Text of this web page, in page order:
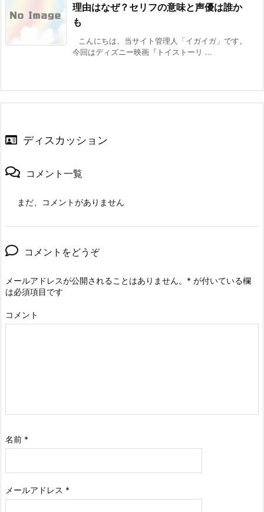
理由はなぜ？セリフの意味と声優は誰か
も
こんにちは、当サイト管理人「イガイガ」です。
今回はディズニー映画『トイストーリ ...
ディスカッション
コメント一覧
まだ、コメントがありません
コメントをどうぞ
メールアドレスが公開されることはありません。 * が付いている欄
は必須項目です
コメント
名前 *
メールアドレス *